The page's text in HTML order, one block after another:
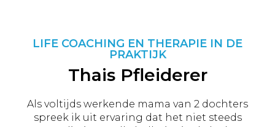
LIFE COACHING EN THERAPIE IN DE
PRAKTIJK
Thais Pfleiderer
Als voltijds werkende mama van 2 dochters
spreek ik uit ervaring dat het niet steeds